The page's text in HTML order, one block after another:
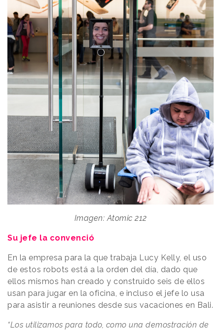
Imagen: Atomic 212
Su jefe la convenció
En la empresa para la que trabaja Lucy Kelly, el uso
de estos robots está a la orden del día, dado que
ellos mismos han creado y construido seis de ellos
usan para jugar en la oficina, e incluso el jefe lo usa
para asistir a reuniones desde sus vacaciones en Bali.
“Los utilizamos para todo, como una demostración de